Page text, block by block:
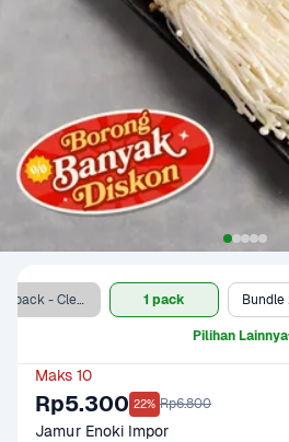
1 pack - Clearance Sale 1 pack
Pilihan Lainnya
Maks 10
Rp5.300 22% Rp6.800
Jamur Enoki Impor